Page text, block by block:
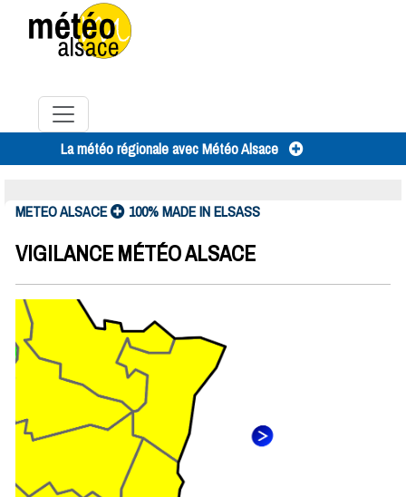
Toggle navigation
La météo régionale avec Météo Alsace
METEO ALSACE 100% MADE IN ELSASS
VIGILANCE MÉTÉO ALSACE